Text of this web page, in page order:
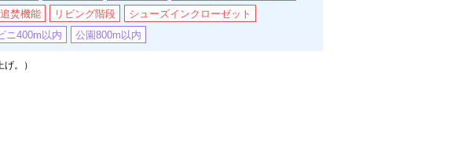
追焚機能 リビング階段
シューズインクローゼット
ニ400m以内 公園800m以内
。）